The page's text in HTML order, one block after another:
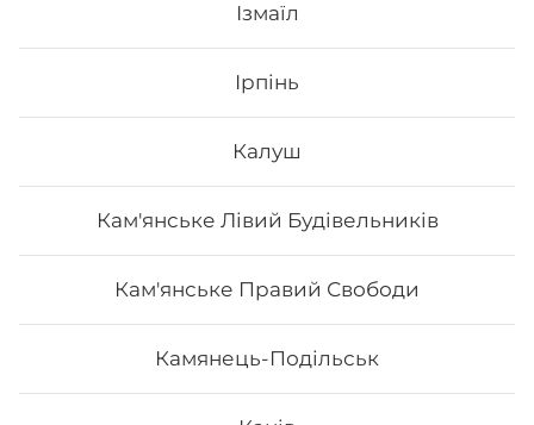
Ізмаїл
Ірпінь
Калуш
Кам'янське Лівий Будівельників
Кам'янське Правий Свободи
Камянець-Подільськ